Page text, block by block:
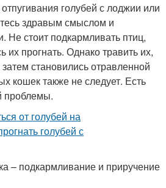
голубей с лоджии или
здравым смыслом и
Не стоит подкармливать птиц,
прогнать. Однако травить их,
становились отравленной
кошек также не следует. Есть
проблемы.
– подкармливание и приручение